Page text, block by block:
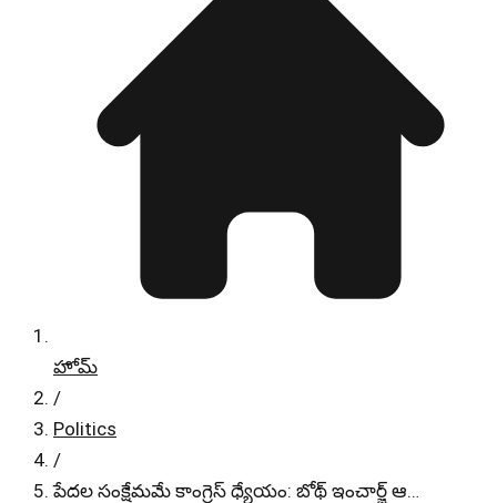
హోమ్
/
Politics
/
పేదల సంక్షేమమే కాంగ్రెస్ ధ్యేయం: బోథ్ ఇంచార్జ్ ఆ…